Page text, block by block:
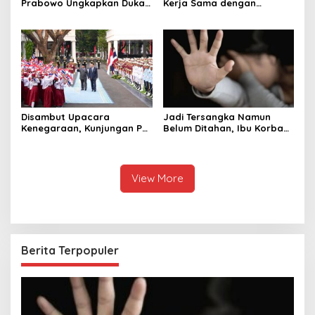
Prabowo Ungkapkan Duka
Raja Thailand
Kerja Sama dengan
Disambut Upacara
Kenegaraan, Kunjungan PM
Jadi Tersangka Namun
Belum Ditahan, Ibu Korban
Anaknya Hamil
View More
Berita Terpopuler